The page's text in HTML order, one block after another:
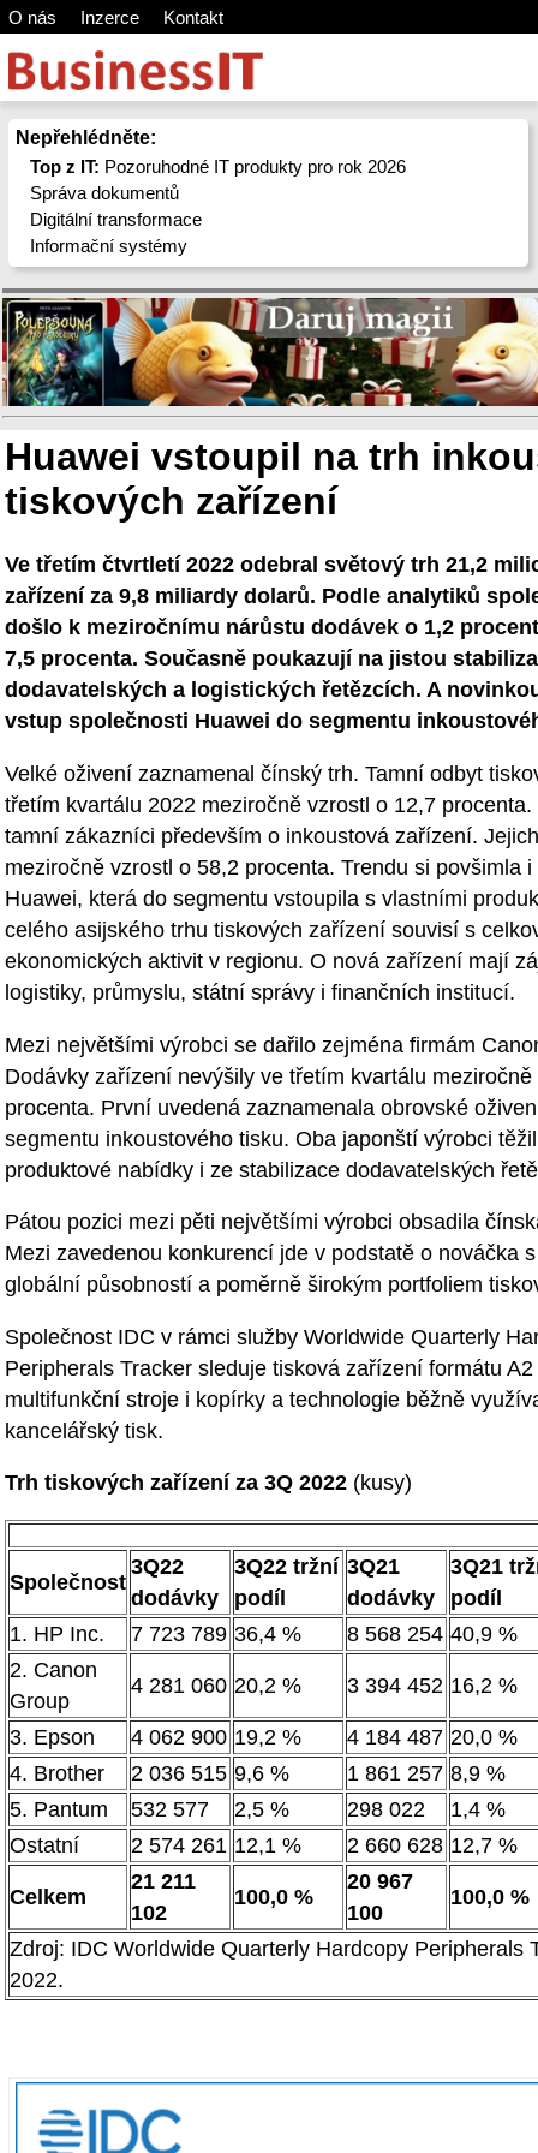
O nás Inzerce Kontakt
Nepřehlédněte:
Top z IT: Pozoruhodné IT produkty pro rok 2026
Správa dokumentů
Digitální transformace
Informační systémy
Huawei vstoupil na trh
tiskových zařízení
Ve třetím čtvrtletí 2022 odebral světový trh 21,2
zařízení za 9,8 miliardy dolarů. Podle analytiků
došlo k meziročnímu nárůstu dodávek o 1,2
7,5 procenta. Současně poukazují na jistou
dodavatelských a logistických řetězcích. A
vstup společnosti Huawei do segmentu
Velké oživení zaznamenal čínský trh. Tamní odbyt
třetím kvartálu 2022 meziročně vzrostl o 12,7
tamní zákazníci především o inkoustová zařízení.
meziročně vzrostl o 58,2 procenta. Trendu si povšimla
Huawei, která do segmentu vstoupila s vlastními
celého asijského trhu tiskových zařízení souvisí s
ekonomických aktivit v regionu. O nová zařízení mají
logistiky, průmyslu, státní správy i finančních institucí.
Mezi největšími výrobci se dařilo zejména firmám
Dodávky zařízení nevýšily ve třetím kvartálu
procenta. První uvedená zaznamenala obrovské
segmentu inkoustového tisku. Oba japonští výrobci
produktové nabídky i ze stabilizace dodavatelských
Pátou pozici mezi pěti největšími výrobci obsadila
Mezi zavedenou konkurencí jde v podstatě o nováčka
globální působností a poměrně širokým portfoliem
Společnost IDC v rámci služby Worldwide Quarterly
Peripherals Tracker sleduje tisková zařízení formátu
multifunkční stroje i kopírky a technologie běžně
kancelářský tisk.
Trh tiskových zařízení za 3Q 2022 (kusy)
Společnost
3Q22
dodávky
3Q22 tržní
podíl
3Q21
dodávky
3Q21
podíl
1. HP Inc.
7 723 789 36,4 % 8 568 254 40,9 %
2. Canon
Group
4 281 060 20,2 % 3 394 452 16,2 %
3. Epson 4 062 900 19,2 % 4 184 487 20,0 %
4. Brother
2 036 515 9,6 % 1 861 257 8,9 %
5. Pantum
532 577 2,5 % 298 022
1,4 %
Ostatní
2 574 261 12,1 % 2 660 628 12,7 %
Celkem
21 211
102
100,0 %
20 967
100
100,0 %
Zdroj: IDC Worldwide Quarterly Hardcopy Peripherals
2022.